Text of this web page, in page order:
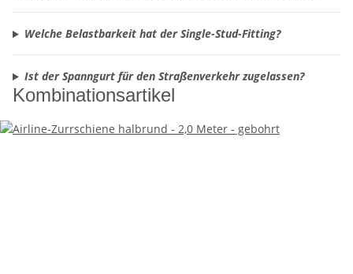
Welche Belastbarkeit hat der Single-Stud-Fitting?
Ist der Spanngurt für den Straßenverkehr zugelassen?
Kombinationsartikel